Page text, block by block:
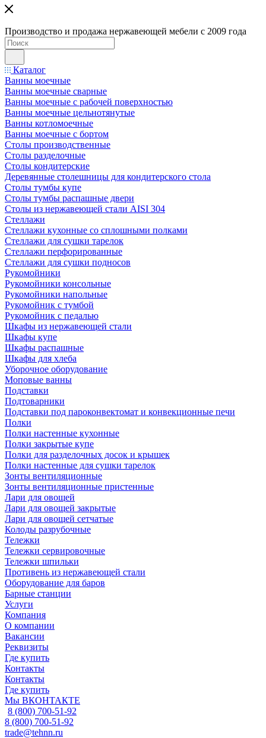
Производство и продажа нержавеющей мебели с 2009 года
Каталог
Ванны моечные
Ванны моечные сварные
Ванны моечные с рабочей поверхностью
Ванны моечные цельнотянутые
Ванны котломоечные
Ванны моечные с бортом
Столы производственные
Столы разделочные
Столы кондитерские
Деревянные столешницы для кондитерского стола
Столы тумбы купе
Столы тумбы распашные двери
Столы из нержавеющей стали AISI 304
Стеллажи
Стеллажи кухонные со сплошными полками
Стеллажи для сушки тарелок
Стеллажи перфорированные
Стеллажи для сушки подносов
Рукомойники
Рукомойники консольные
Рукомойники напольные
Рукомойник с тумбой
Рукомойник с педалью
Шкафы из нержавеющей стали
Шкафы купе
Шкафы распашные
Шкафы для хлеба
Уборочное оборудование
Моповые ванны
Подставки
Подтоварники
Подставки под пароконвектомат и конвекционные печи
Полки
Полки настенные кухонные
Полки закрытые купе
Полки для разделочных досок и крышек
Полки настенные для сушки тарелок
Зонты вентиляционные
Зонты вентиляционные пристенные
Лари для овощей
Лари для овощей закрытые
Лари для овощей сетчатые
Колоды разрубочные
Тележки
Тележки сервировочные
Тележки шпильки
Противень из нержавеющей стали
Оборудование для баров
Барные станции
Услуги
Компания
О компании
Вакансии
Реквизиты
Где купить
Контакты
Контакты
Где купить
Мы ВКОНТАКТЕ
8 (800) 700-51-92
8 (800) 700-51-92
trade@tehnn.ru